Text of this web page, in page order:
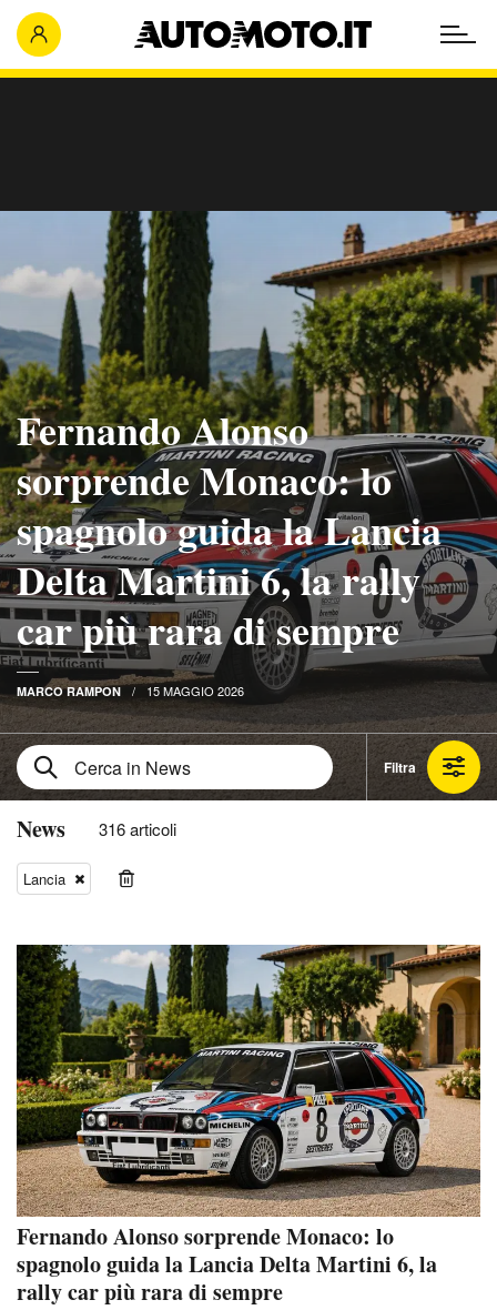
Fernando Alonso
sorprende Monaco: lo
spagnolo guida la Lancia
Delta Martini 6, la rally
car più rara di sempre
MARCO RAMPON 15 MAGGIO 2026
Filtra
News 316 articoli
Lancia
Fernando Alonso sorprende Monaco: lo
spagnolo guida la Lancia Delta Martini 6, la
rally car più rara di sempre